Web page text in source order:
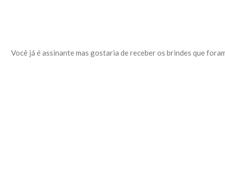
Você já é assinante mas gostaria de receber os brindes que